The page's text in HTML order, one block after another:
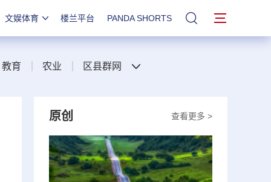
文娱体育 楼兰平台 PANDA SHORTS 站内搜索
教育 农业 区县群网
查看更多 >
原创